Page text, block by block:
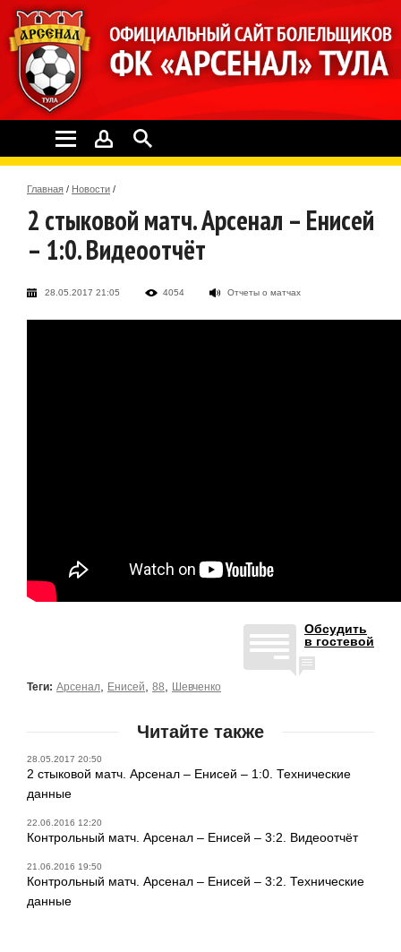
Главная / Новости /
2 стыковой матч. Арсенал – Енисей
– 1:0. Видеоотчёт
28.05.2017 21:05 4054 Отчеты о матчах
Обсудить
в гостевой
Теги: Арсенал Енисей 88 Шевченко
Читайте также
28.05.2017 20:50
2 стыковой матч. Арсенал – Енисей – 1:0. Технические
данные
22.06.2016 12:20
Контрольный матч. Арсенал – Енисей – 3:2. Видеоотчёт
21.06.2016 19:50
Контрольный матч. Арсенал – Енисей – 3:2. Технические
данные